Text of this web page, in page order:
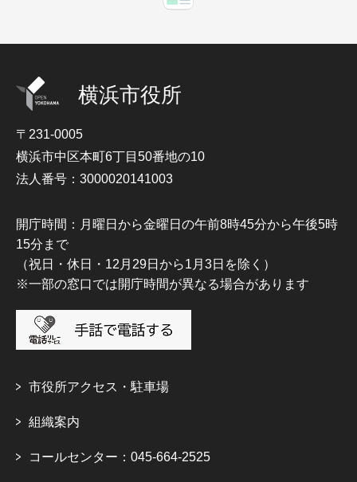
横浜市役所
〒231-0005
横浜市中区本町6丁目50番地の10
法人番号：3000020141003
開庁時間：月曜日から金曜日の午前8時45分から午後5時
15分まで
（祝日・休日・12月29日から1月3日を除く）
※一部の窓口では開庁時間が異なる場合があります
市役所アクセス・駐車場
組織案内
コールセンター：045-664-2525